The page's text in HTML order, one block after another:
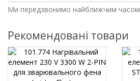
Ми передзвонимо найближчим часом
Рекомендовані товари